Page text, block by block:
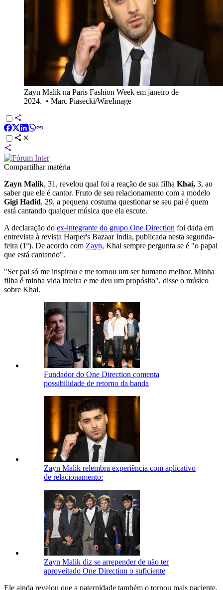
Zayn Malik na Paris Fashion Week em janeiro de
2024. • Marc Piasecki/WireImage
Compartilhar matéria
Zayn Malik, 31, revelou qual foi a reação de sua filha Khai, 3, ao
saber que ele é cantor. Fruto de seu relacionamento com a modelo
Gigi Hadid, 29, a pequena costuma questionar se seu pai é quem
está cantando qualquer música que ela escute.
A declaração do ex-integrante do grupo One Direction foi dada em
entrevista à revista Harper's Bazaar India, publicada nesta segunda-
feira (1º). De acordo com Zayn, Khai sempre pergunta se é "o papai
que está cantando".
"Ser pai só me inspirou e me tornou um ser humano melhor. Minha
filha é minha vida inteira e me deu um propósito", disse o músico
sobre Khai.
Fundador do One Direction comenta
possibilidade de retorno da banda
Zayn Malik relembra experiência com aplicativo
de relacionamento:
Zayn Malik diz se arrepender de não ter
aproveitado One Direction o suficiente
Ele ainda revelou que a paternidade também o tornou mais paciente.